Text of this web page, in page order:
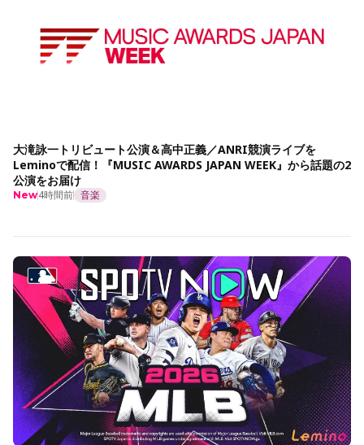
大滝詠一トリビュート公演＆高中正義／ANRI競演ライブを
Leminoで配信！『MUSIC AWARDS JAPAN WEEK』から話題の2
公演をお届け
New4時間前 音楽